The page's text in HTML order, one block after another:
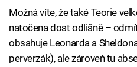
Možná víte, že také Teorie
natočena dost odlišně –
obsahuje Leonarda a
perverzák), ale zároveň tu